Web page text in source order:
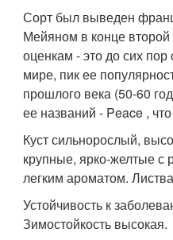
Сорт был выведен
Мейяном в конце
оценкам - это до сих
мире, пик ее
прошлого века (50-60
ее названий - Peace ,
Куст сильнорослый,
крупные, ярко-желтые с
легким ароматом.
Устойчивость к
Зимостойкость высокая.